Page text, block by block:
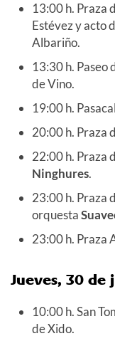
13:00 h. Praza
Estévez y acto
Albariño.
13:30 h. Paseo
de Vino.
19:00 h.
20:00 h. Praza
22:00 h. Praza
Ninghures.
23:00 h. Praza
orquesta
23:00 h. Praza
Jueves, 30 de
10:00 h. San
de Xido.